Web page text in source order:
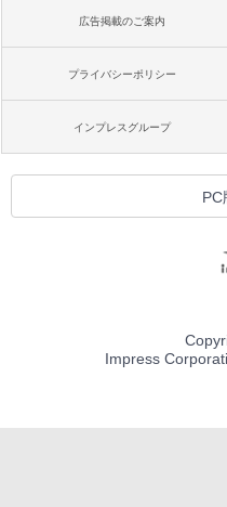
広告掲載のご案内
プライバシーポリシー
インプレスグループ
PC
Impress